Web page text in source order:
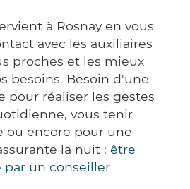
à Rosnay en vous
avec les auxiliaires
proches et les mieux
besoins. Besoin d'une
pour réaliser les gestes
vous tenir
ou encore pour une
la nuit : être
par un conseiller